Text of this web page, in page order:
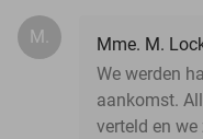
M.
Mme. M.
We werden
aankomst.
verteld en